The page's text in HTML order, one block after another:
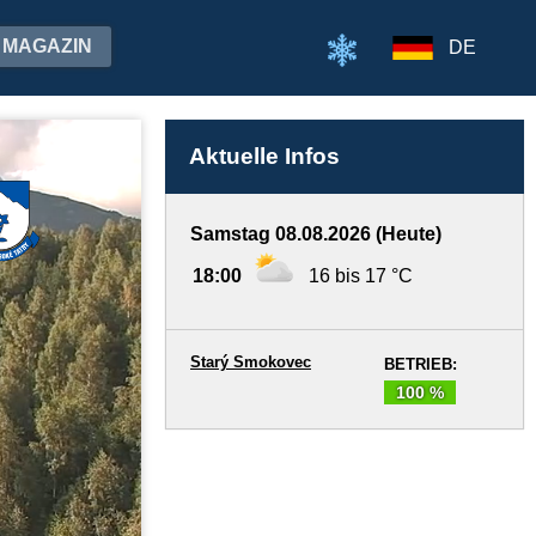
MAGAZIN DE
Aktuelle Infos
Samstag 08.08.2026 (Heute)
18:00 16 bis 17 °C
BETRIEB:
100 %
Starý Smokovec